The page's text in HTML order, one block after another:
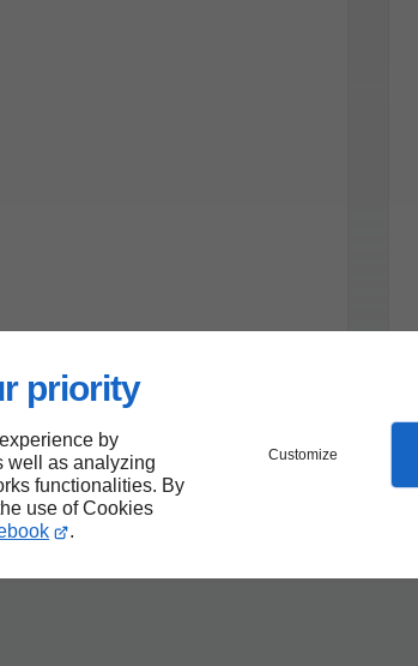
priority
by
well as analyzing
functionalities. By
use of Cookies
.
Customize